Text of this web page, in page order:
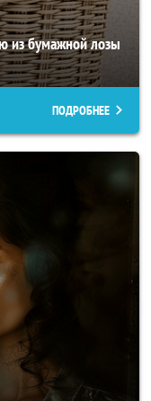
из бумажной лозы
ПОДРОБНЕЕ